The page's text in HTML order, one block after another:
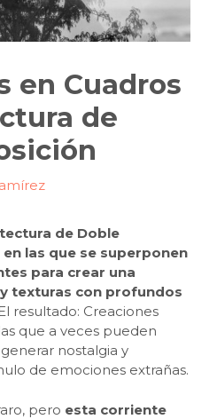
en Cuadros
de
de Doble
las que se superponen
para crear una
texturas con profundos
resultado: Creaciones
que a veces pueden
nostalgia y
de emociones extrañas.
pero esta corriente